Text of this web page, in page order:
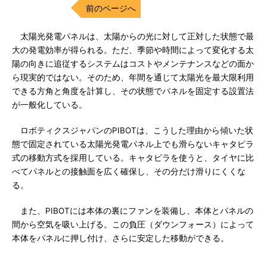
前のページへ
太陽光発電パネルは、太陽からの光に対して正対した状態で最
大の発電効率が得られる。ただ、季節や時間によって変化する太
陽の向きに追従するシステムはコストやメンテナンスなどの面か
ら現実的ではない。そのため、年間を通じて太陽光を最大限利用
できる方角と角度を計算し、その状態でパネルを固定する設置法
が一般化している。
ロボティクスジャパンのPIBOTは、こうした理由から傾いた状
態で固定されている太陽光発電パネル上でも滑らないキャタピラ
式の移動方式を採用している。キャタピラを使うと、タイヤに比
べてパネルとの接触面を広く確保し、その分だけ滑りにくくな
る。
また、PIBOTには本体の裏にファンを装備し、本体とパネルの
間から空気を吸い上げる。この負圧（ダウンフォース）によって
本体をパネルに押し付け、さらに安定した移動ができる。